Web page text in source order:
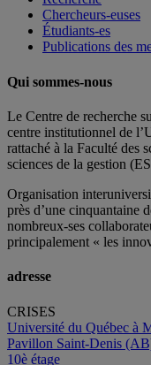
Chercheurs-euses
Étudiants-es
Publications des
Qui sommes-nous
Le Centre de recherche
centre institutionnel de
rattaché à la Faculté des
sciences de la gestion
Organisation
près d’une cinquantaine
nombreux-ses
principalement « les
adresse
CRISES
Université du Québec à
Pavillon Saint-Denis
10è étage